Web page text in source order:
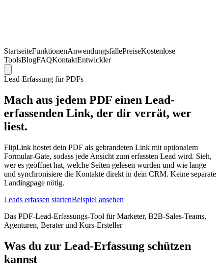
StartseiteFunktionenAnwendungsfällePreiseKostenlose
ToolsBlogFAQKontaktEntwickler
Lead-Erfassung für PDFs
Mach aus jedem PDF einen Lead-
erfassenden Link, der dir verrät, wer
liest.
FlipLink hostet dein PDF als gebrandeten Link mit optionalem
Formular-Gate, sodass jede Ansicht zum erfassten Lead wird. Sieh,
wer es geöffnet hat, welche Seiten gelesen wurden und wie lange —
und synchronisiere die Kontakte direkt in dein CRM. Keine separate
Landingpage nötig.
Leads erfassen startenBeispiel ansehen
Das PDF-Lead-Erfassungs-Tool für Marketer, B2B-Sales-Teams,
Agenturen, Berater und Kurs-Ersteller
Was du zur Lead-Erfassung schützen
kannst